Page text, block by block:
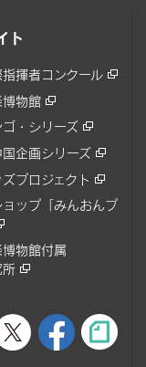
ト
揮者コンクール
博物館
ゴ・シリーズ
国企画シリーズ
プロジェクト
ップ「みんおんプ
物館付属
所